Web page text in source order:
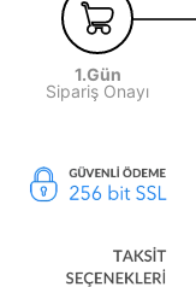
1.Gün
Sipariş Onayı